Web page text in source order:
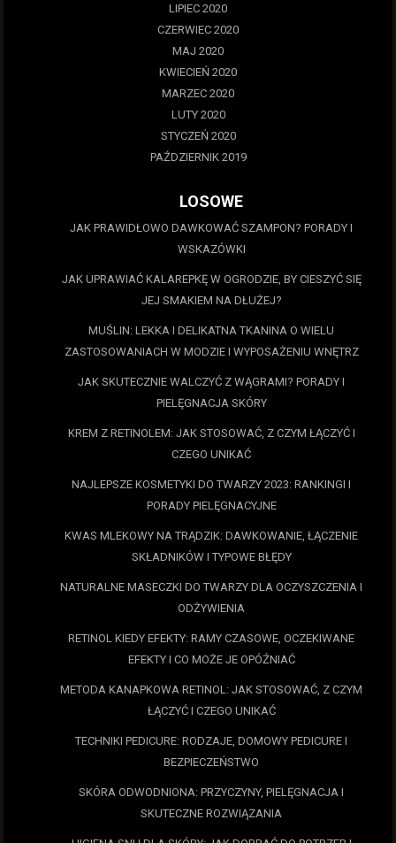
LIPIEC 2020
CZERWIEC 2020
MAJ 2020
KWIECIEŃ 2020
MARZEC 2020
LUTY 2020
STYCZEŃ 2020
PAŹDZIERNIK 2019
LOSOWE
JAK PRAWIDŁOWO DAWKOWAĆ SZAMPON? PORADY I
WSKAZÓWKI
JAK UPRAWIAĆ KALAREPKĘ W OGRODZIE, BY CIESZYĆ SIĘ
JEJ SMAKIEM NA DŁUŻEJ?
MUŚLIN: LEKKA I DELIKATNA TKANINA O WIELU
ZASTOSOWANIACH W MODZIE I WYPOSAŻENIU WNĘTRZ
JAK SKUTECZNIE WALCZYĆ Z WĄGRAMI? PORADY I
PIELĘGNACJA SKÓRY
KREM Z RETINOLEM: JAK STOSOWAĆ, Z CZYM ŁĄCZYĆ I
CZEGO UNIKAĆ
NAJLEPSZE KOSMETYKI DO TWARZY 2023: RANKINGI I
PORADY PIELĘGNACYJNE
KWAS MLEKOWY NA TRĄDZIK: DAWKOWANIE, ŁĄCZENIE
SKŁADNIKÓW I TYPOWE BŁĘDY
NATURALNE MASECZKI DO TWARZY DLA OCZYSZCZENIA I
ODŻYWIENIA
RETINOL KIEDY EFEKTY: RAMY CZASOWE, OCZEKIWANE
EFEKTY I CO MOŻE JE OPÓŹNIAĆ
METODA KANAPKOWA RETINOL: JAK STOSOWAĆ, Z CZYM
ŁĄCZYĆ I CZEGO UNIKAĆ
TECHNIKI PEDICURE: RODZAJE, DOMOWY PEDICURE I
BEZPIECZEŃSTWO
SKÓRA ODWODNIONA: PRZYCZYNY, PIELĘGNACJA I
SKUTECZNE ROZWIĄZANIA